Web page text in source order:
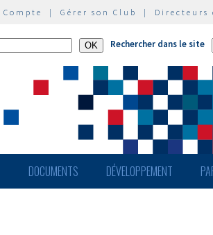
Compte | Gérer son Club | Directeurs
Rechercher dans le site
DOCUMENTS DÉVELOPPEMENT